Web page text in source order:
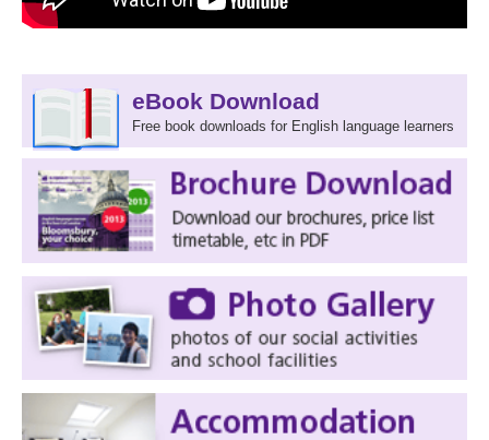
eBook Download
Free book downloads for English language learners